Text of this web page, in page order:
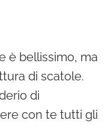
è bellissimo, ma
di scatole.
di
con te tutti gli